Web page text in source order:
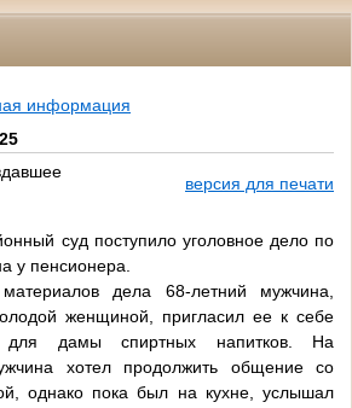
информация
версия для печати
суд поступило уголовное дело по
у пенсионера.
дела 68-летний мужчина,
женщиной, пригласил ее к себе
для дамы спиртных напитков. На
хотел продолжить общение со
однако пока был на кухне, услышал